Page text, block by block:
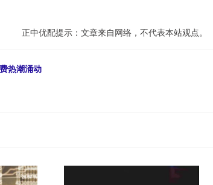
正中优配提示：文章来自网络，不代表本站观点。
热潮涌动